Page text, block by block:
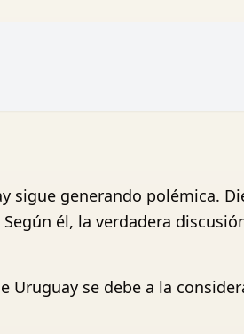
sigue generando polémica.
él, la verdadera
se debe a la